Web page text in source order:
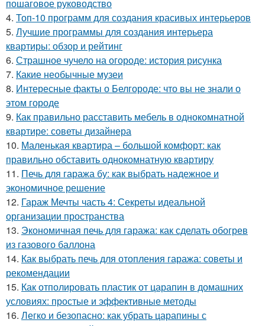
пошаговое руководство
4. Топ-10 программ для создания красивых интерьеров
5. Лучшие программы для создания интерьера
квартиры: обзор и рейтинг
6. Страшное чучело на огороде: история рисунка
7. Какие необычные музеи
8. Интересные факты о Белгороде: что вы не знали о
этом городе
9. Как правильно расставить мебель в однокомнатной
квартире: советы дизайнера
10. Маленькая квартира – большой комфорт: как
правильно обставить однокомнатную квартиру
11. Печь для гаража бу: как выбрать надежное и
экономичное решение
12. Гараж Мечты часть 4: Секреты идеальной
организации пространства
13. Экономичная печь для гаража: как сделать обогрев
из газового баллона
14. Как выбрать печь для отопления гаража: советы и
рекомендации
15. Как отполировать пластик от царапин в домашних
условиях: простые и эффективные методы
16. Легко и безопасно: как убрать царапины с